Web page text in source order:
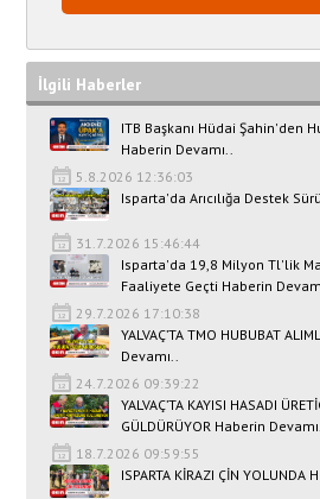
İlgili Haberler
ITB Başkanı Hüdai Şahin'den
Haberin Devamı..
5.8.2026 12:36:03
Isparta'da Arıcılığa Destek
31.7.2026 15:46:44
Isparta'da 19,8 Milyon Tl'lik
Faaliyete Geçti Haberin
29.7.2026 17:10:38
YALVAÇ’TA TMO HUBUBAT
Devamı..
24.7.2026 09:39:22
YALVAÇ’TA KAYISI HASADI
GÜLDÜRÜYOR Haberin Devamı..
18.7.2026 09:59:55
ISPARTA KİRAZI ÇİN YOLUNDA